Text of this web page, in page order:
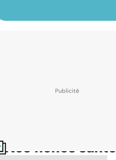
Nos fiches santé